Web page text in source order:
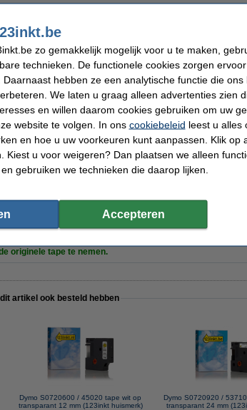
Soort:
Ons
24 mm x 7 m (BxL) Nummer:
huismerk vervangt Dymo D1 19 mm tape multipack (zwart op wit,
originele tape te nemen.
artikel ook besteld hebben
Dymo S0720600 / 45020 tape wit op
transparant 12 mm (123inkt huismerk)
Dymo S0720920 /
transparant 24 mm
zo gemakkelijk mogelijk voor u te maken,
technieken. De functionele cookies zorgen
hebben ze een analytische functie die ons
We laten u graag alleen advertenties zien
en willen daarom cookies gebruiken om uw
website te volgen. In ons cookiebeleid leest u alles
en hoe u uw voorkeuren kunt aanpassen. Klik op
Kiest u voor weigeren? Dan plaatsen we alleen
gebruiken we technieken die daarop lijken.
Accepteren